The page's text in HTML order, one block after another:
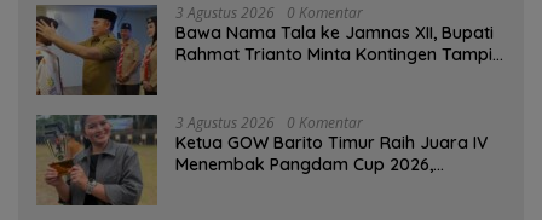
3 Agustus 2026 0 Komentar
Bawa Nama Tala ke Jamnas XII, Bupati
Rahmat Trianto Minta Kontingen Tampil
3 Agustus 2026 0 Komentar
Ketua GOW Barito Timur Raih Juara IV
Menembak Pangdam Cup 2026,